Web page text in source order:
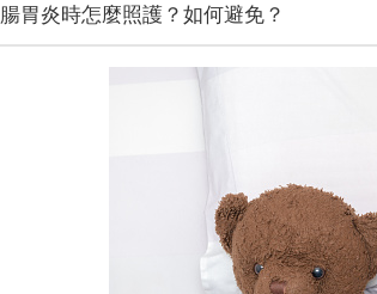
腸胃炎時怎麼照護？如何避免？